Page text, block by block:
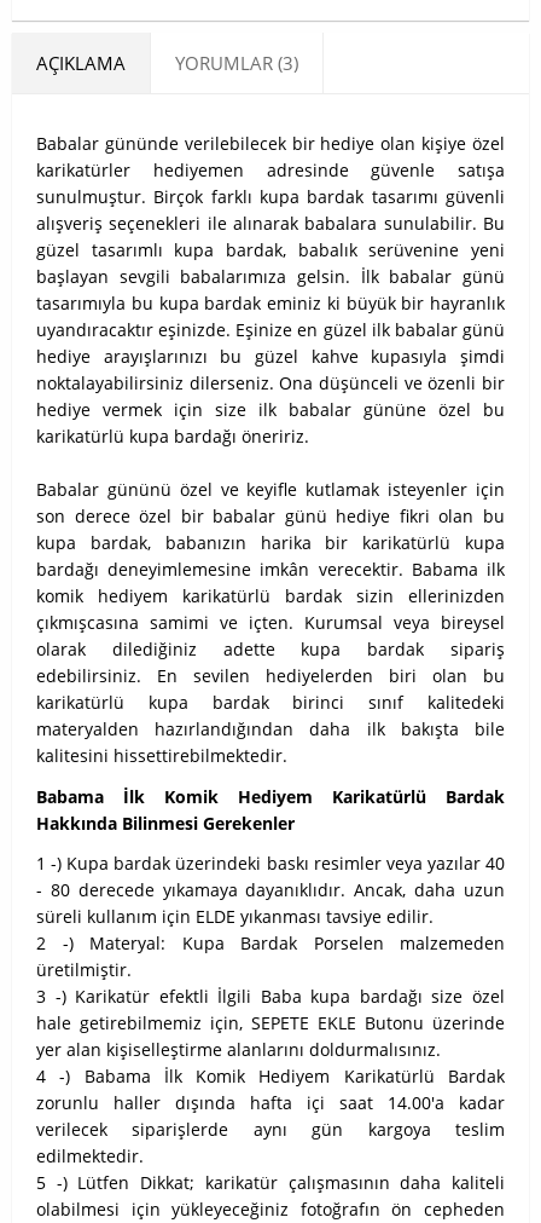
AÇIKLAMA YORUMLAR (3)
Babalar gününde verilebilecek bir hediye olan kişiye özel
karikatürler hediyemen adresinde güvenle satışa
sunulmuştur. Birçok farklı kupa bardak tasarımı güvenli
alışveriş seçenekleri ile alınarak babalara sunulabilir. Bu
güzel tasarımlı kupa bardak, babalık serüvenine yeni
başlayan sevgili babalarımıza gelsin. İlk babalar günü
tasarımıyla bu kupa bardak eminiz ki büyük bir hayranlık
uyandıracaktır eşinizde. Eşinize en güzel ilk babalar günü
hediye arayışlarınızı bu güzel kahve kupasıyla şimdi
noktalayabilirsiniz dilerseniz. Ona düşünceli ve özenli bir
hediye vermek için size ilk babalar gününe özel bu
karikatürlü kupa bardağı öneririz.
Babalar gününü özel ve keyifle kutlamak isteyenler için
son derece özel bir babalar günü hediye fikri olan bu
kupa bardak, babanızın harika bir karikatürlü kupa
bardağı deneyimlemesine imkân verecektir. Babama ilk
komik hediyem karikatürlü bardak sizin ellerinizden
çıkmışcasına samimi ve içten. Kurumsal veya bireysel
olarak dilediğiniz adette kupa bardak sipariş
edebilirsiniz. En sevilen hediyelerden biri olan bu
karikatürlü kupa bardak birinci sınıf kalitedeki
materyalden hazırlandığından daha ilk bakışta bile
kalitesini hissettirebilmektedir.
Babama İlk Komik Hediyem Karikatürlü Bardak
Hakkında Bilinmesi Gerekenler
1 -) Kupa bardak üzerindeki baskı resimler veya yazılar 40
- 80 derecede yıkamaya dayanıklıdır. Ancak, daha uzun
süreli kullanım için ELDE yıkanması tavsiye edilir.
2 -) Materyal: Kupa Bardak Porselen malzemeden
üretilmiştir.
3 -) Karikatür efektli İlgili Baba kupa bardağı size özel
hale getirebilmemiz için, SEPETE EKLE Butonu üzerinde
yer alan kişiselleştirme alanlarını doldurmalısınız.
4 -) Babama İlk Komik Hediyem Karikatürlü Bardak
zorunlu haller dışında hafta içi saat 14.00'a kadar
verilecek siparişlerde aynı gün kargoya teslim
edilmektedir.
5 -) Lütfen Dikkat; karikatür çalışmasının daha kaliteli
olabilmesi için yükleyeceğiniz fotoğrafın ön cepheden